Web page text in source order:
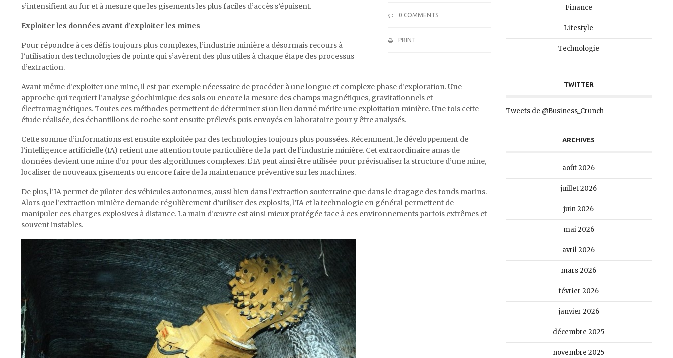
0 COMMENTS
PRINT
s’intensifient au fur et à mesure que les gisements les plus faciles d’accès s’épuisent.
Exploiter les données avant d’exploiter les mines
Pour répondre à ces défis toujours plus complexes, l’industrie minière a désormais recours à
l’utilisation des technologies de pointe qui s’avèrent des plus utiles à chaque étape des processus
d’extraction.
Avant même d’exploiter une mine, il est par exemple nécessaire de procéder à une longue et complexe phase d’exploration. Une
approche qui requiert l’analyse géochimique des sols ou encore la mesure des champs magnétiques, gravitationnels et
électromagnétiques. Toutes ces méthodes permettent de déterminer si un lieu donné mérite une exploitation minière. Une fois cette
étude réalisée, des échantillons de roche sont ensuite prélevés puis envoyés en laboratoire pour y être analysés.
Cette somme d’informations est ensuite exploitée par des technologies toujours plus poussées. Récemment, le développement de
l’intelligence artificielle (IA) retient une attention toute particulière de la part de l’industrie minière. Cet extraordinaire amas de
données devient une mine d’or pour des algorithmes complexes. L’IA peut ainsi être utilisée pour prévisualiser la structure d’une mine,
localiser de nouveaux gisements ou encore faire de la maintenance préventive sur les machines.
De plus, l’IA permet de piloter des véhicules autonomes, aussi bien dans l’extraction souterraine que dans le dragage des fonds marins.
Alors que l’extraction minière demande régulièrement d’utiliser des explosifs, l’IA et la technologie en général permettent de
manipuler ces charges explosives à distance. La main d’œuvre est ainsi mieux protégée face à ces environnements parfois extrêmes et
souvent instables.
Finance
Lifestyle
Technologie
TWITTER
Tweets de @Business_Crunch
ARCHIVES
août 2026
juillet 2026
juin 2026
mai 2026
avril 2026
mars 2026
février 2026
janvier 2026
décembre 2025
novembre 2025